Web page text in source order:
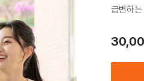
급변하